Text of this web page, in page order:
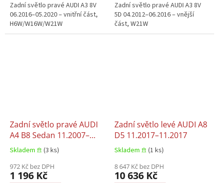
Zadní světlo pravé AUDI A3 8V
06.2016–05.2020 – vnitřní část,
H6W/W16W/W21W
Zadní světlo pravé AUDI A3 8V
5D 04.2012–06.2016 – vnější
část, W21W
Zadní světlo pravé AUDI
A4 B8 Sedan 11.2007–
05.2016
Skladem 𖠿 (3 ks)
972 Kč bez DPH
1 196 Kč
Zadní světlo levé AUDI A8
D5 11.2017–11.2017
Skladem 𖠿 (1 ks)
8 647 Kč bez DPH
10 636 Kč